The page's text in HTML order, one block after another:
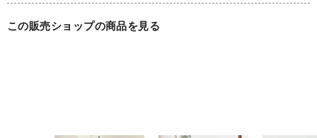
イしたアイテムをより一層華やかに演出してくれます。
さらにトップ部分に採用された滑らかに湾曲したカーブガラ
この販売ショップの商品を見る